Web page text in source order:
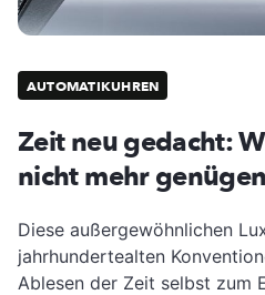
AUTOMATIKUHREN
Zeit neu gedacht:
nicht mehr genügen
Diese außergewöhnlichen
jahrhundertealten
Ablesen der Zeit selbst zum